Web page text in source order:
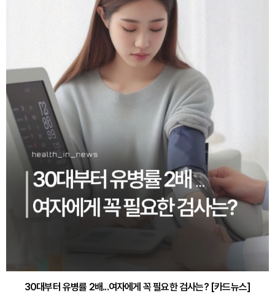
감기·독감 예방하고 면역력 높이는 4가지 영양제 [카드뉴스]